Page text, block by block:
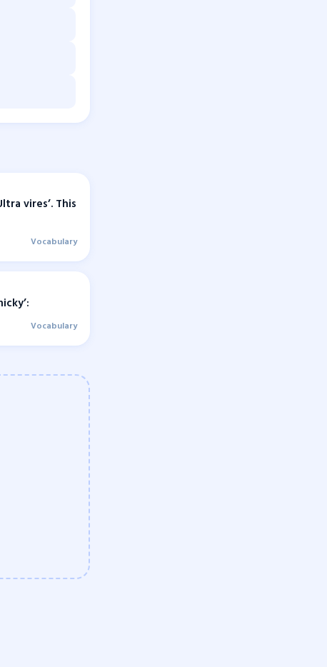
vires’. This
Vocabulary
Vocabulary